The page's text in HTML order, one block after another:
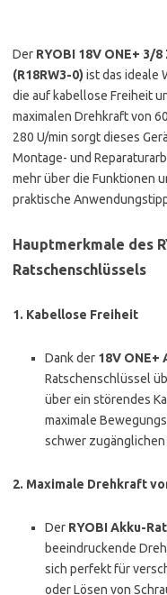
Der RYOBI 18V ONE+ 3/
(R18RW3-0) ist das ideale
die auf kabellose Freiheit
maximalen Drehkraft von
280 U/min sorgt dieses
Montage- und
mehr über die Funktionen
praktische
Hauptmerkmale des
Ratschenschlüssels
1. Kabellose Freiheit
Dank der 18V ONE+
Ratschenschlüssel
über ein störendes
maximale
schwer zugänglichen
2. Maximale Drehkraft
Der RYOBI Akku-
beeindruckende
sich perfekt für
oder Lösen von